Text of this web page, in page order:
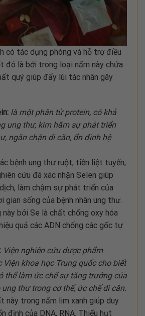
có tác dụng phòng và hỗ trợ điều
đó là bởi trong loại nấm này chứa
quý giúp đẩy lùi tác nhân gây
là một phân tử protein, có khả
ung thư, kìm hãm sự phát triển
ngăn chặn di căn, ổn định hệ
bệnh ung thư ruột, tiền liệt tuyến,
cứu đã xác nhận Selen giúp
làm chậm sự phát triển của
gian sống của bệnh nhân ung thư.
này bởi Se là chất chống oxy hóa
quả các ADN chống các gốc tự
Viện nghiên cứu dược phẩm
Viện khoa học Trung quốc cho biết
thể làm ức chế sự tăng trưởng của
thư trong cơ thể, ức chế di căn.
này trong nấm lim xanh giúp duy
định của DNA, RNA. Thiếu hụt